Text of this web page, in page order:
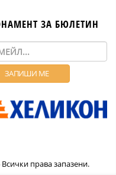
ЗА БЮЛЕТИН
права запазени.